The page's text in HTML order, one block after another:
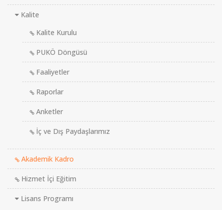
Kalite
Kalite Kurulu
PUKÖ Döngüsü
Faaliyetler
Raporlar
Anketler
İç ve Dış Paydaşlarımız
Akademik Kadro
Hizmet İçi Eğitim
Lisans Programı